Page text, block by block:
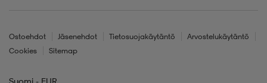
Ostoehdot Jäsenehdot Tietosuojakäytäntö
Arvostelukäytäntö
Cookies
Sitemap